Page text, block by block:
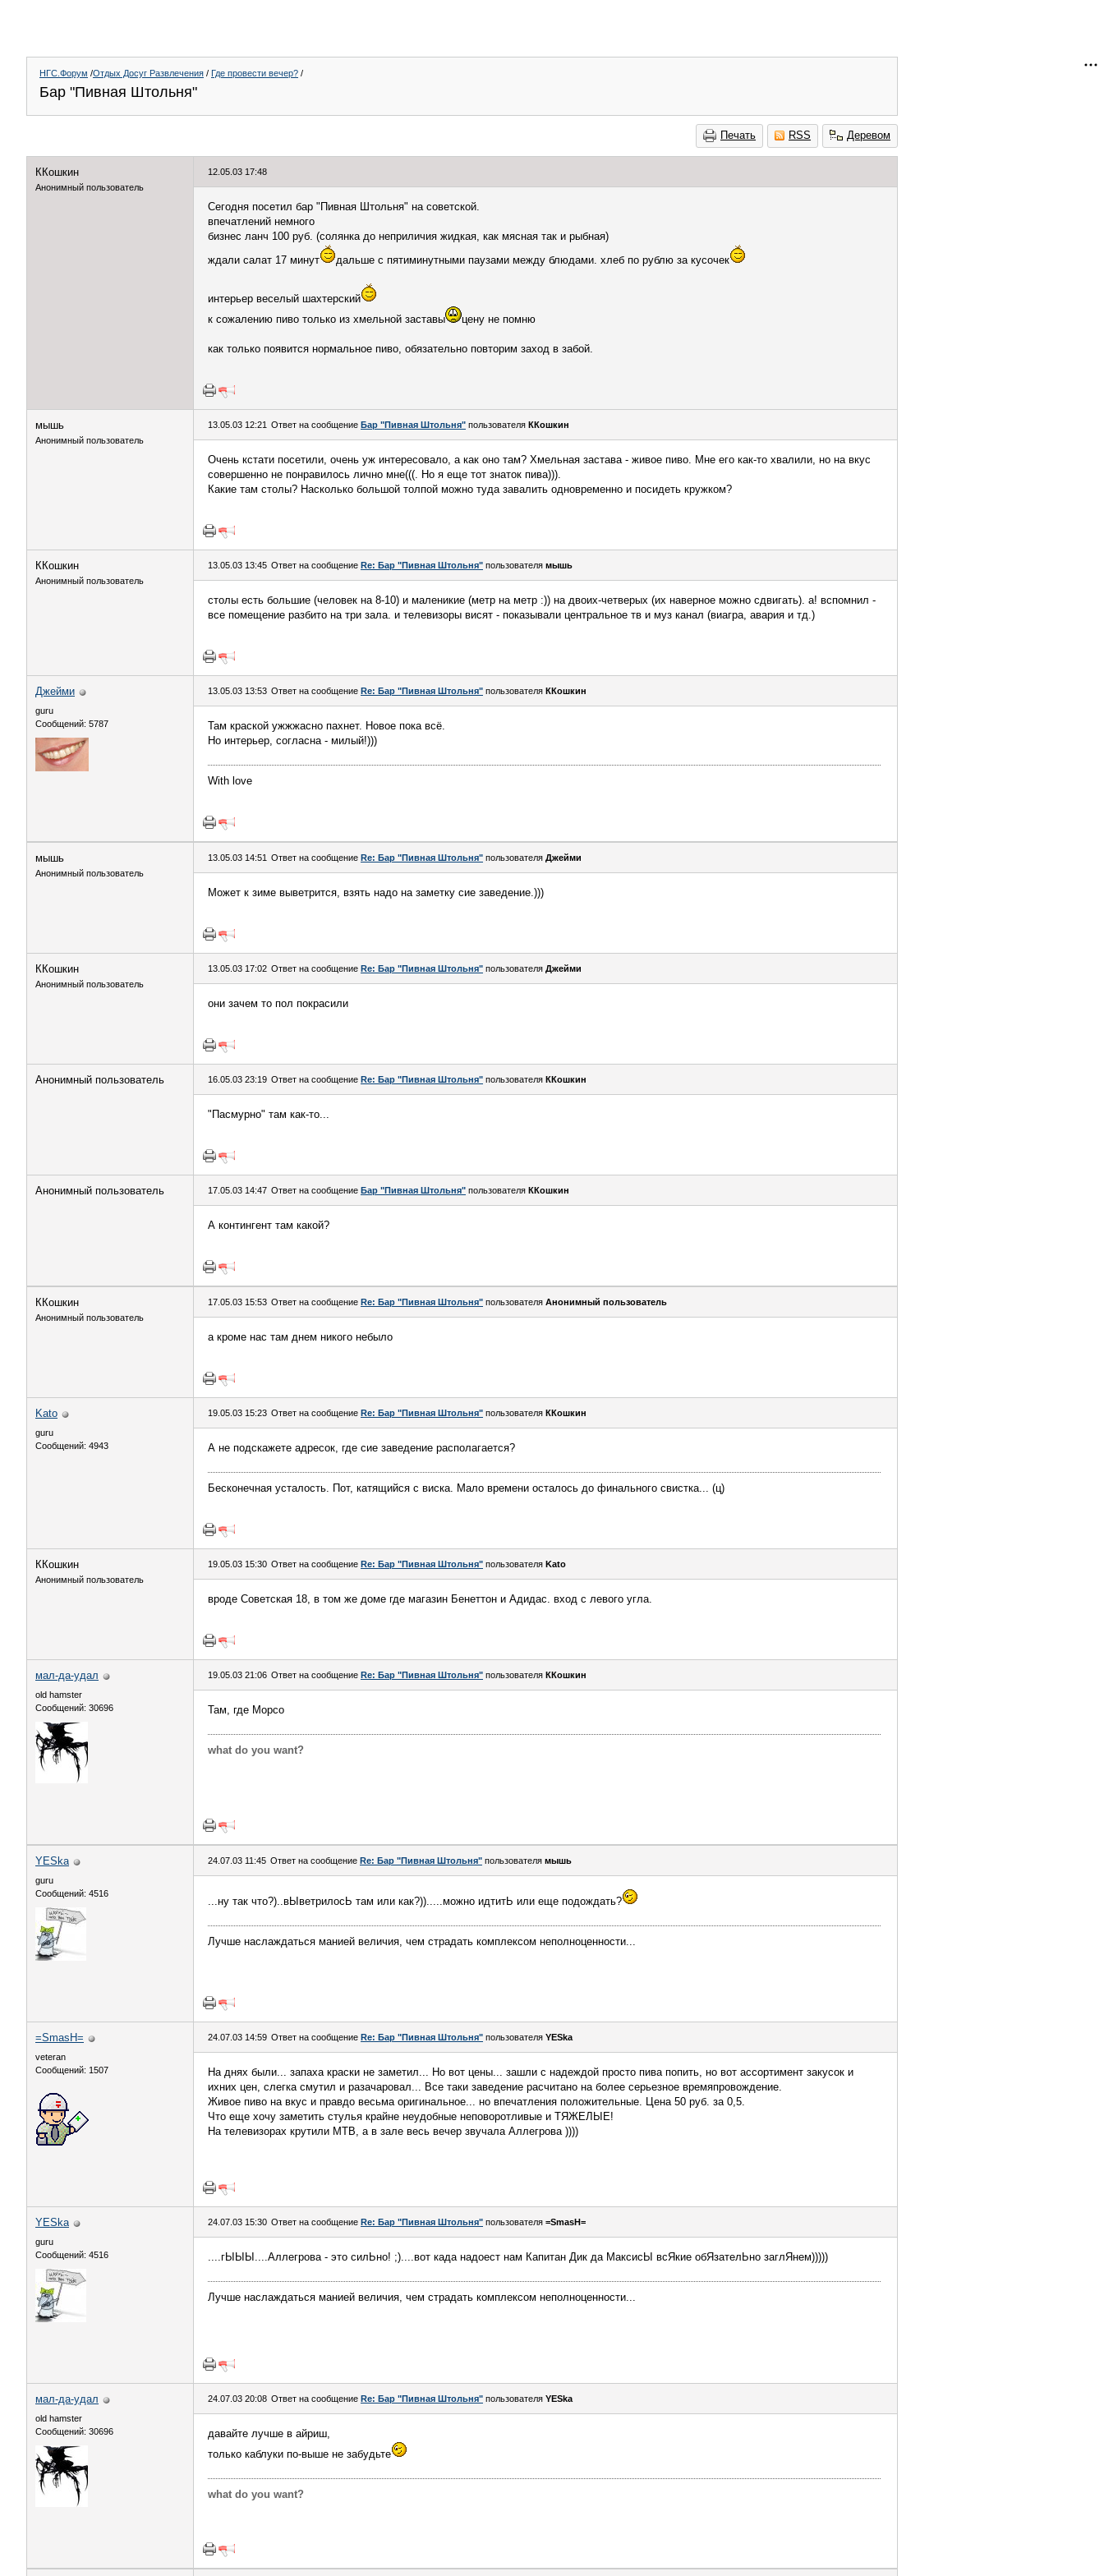
НГС.Форум /Отдых Досуг Развлечения / Где провести вечер? /
Бар "Пивная Штольня"
Печать RSS Деревом
ККошкин
Анонимный пользователь
12.05.03 17:48
Сегодня посетил бар "Пивная Штольня" на советской.
впечатлений немного
бизнес ланч 100 руб. (солянка до неприличия жидкая, как мясная так и рыбная)
ждали салат 17 минут
дальше с пятиминутными паузами между блюдами. хлеб по рублю за кусочек
интерьер веселый шахтерский
к сожалению пиво только из хмельной заставы
цену не помню
как только появится нормальное пиво, обязательно повторим заход в забой.
мышь
Анонимный пользователь
13.05.03 12:21 Ответ на сообщение Бар "Пивная Штольня" пользователя ККошкин
Очень кстати посетили, очень уж интересовало, а как оно там? Хмельная застава - живое пиво. Мне его как-то хвалили, но на вкус
совершенно не понравилось лично мне(((. Но я еще тот знаток пива))).
Какие там столы? Насколько большой толпой можно туда завалить одновременно и посидеть кружком?
ККошкин
Анонимный пользователь
13.05.03 13:45 Ответ на сообщение Re: Бар "Пивная Штольня" пользователя мышь
столы есть большие (человек на 8-10) и маленикие (метр на метр :)) на двоих-четверых (их наверное можно сдвигать). а! вспомнил -
все помещение разбито на три зала. и телевизоры висят - показывали центральное тв и муз канал (виагра, авария и тд.)
Джейми
guru
Сообщений: 5787
13.05.03 13:53 Ответ на сообщение Re: Бар "Пивная Штольня" пользователя ККошкин
Там краской ужжжасно пахнет. Новое пока всё.
Но интерьер, согласна - милый!)))
With love
мышь
Анонимный пользователь
13.05.03 14:51 Ответ на сообщение Re: Бар "Пивная Штольня" пользователя Джейми
Может к зиме выветрится, взять надо на заметку сие заведение.)))
ККошкин
Анонимный пользователь
13.05.03 17:02 Ответ на сообщение Re: Бар "Пивная Штольня" пользователя Джейми
они зачем то пол покрасили
Анонимный пользователь 16.05.03 23:19 Ответ на сообщение Re: Бар "Пивная Штольня" пользователя ККошкин
"Пасмурно" там как-то...
Анонимный пользователь 17.05.03 14:47 Ответ на сообщение Бар "Пивная Штольня" пользователя ККошкин
А контингент там какой?
ККошкин
Анонимный пользователь
17.05.03 15:53 Ответ на сообщение Re: Бар "Пивная Штольня" пользователя Анонимный пользователь
а кроме нас там днем никого небыло
Kato
guru
Сообщений: 4943
19.05.03 15:23 Ответ на сообщение Re: Бар "Пивная Штольня" пользователя ККошкин
А не подскажете адресок, где сие заведение располагается?
Бесконечная усталость. Пот, катящийся с виска. Мало времени осталось до финального свистка... (ц)
ККошкин
Анонимный пользователь
19.05.03 15:30 Ответ на сообщение Re: Бар "Пивная Штольня" пользователя Kato
вроде Советская 18, в том же доме где магазин Бенеттон и Адидас. вход с левого угла.
мал-да-удал
old hamster
Сообщений: 30696
19.05.03 21:06 Ответ на сообщение Re: Бар "Пивная Штольня" пользователя ККошкин
Там, где Морсо
what do you want?
YESka
guru
Сообщений: 4516
24.07.03 11:45 Ответ на сообщение Re: Бар "Пивная Штольня" пользователя мышь
...ну так что?)..вЫветрилосЬ там или как?)).....можно идтитЬ или еще подождать?
Лучше наслаждаться манией величия, чем страдать комплексом неполноценности...
=SmasH=
veteran
Сообщений: 1507
24.07.03 14:59 Ответ на сообщение Re: Бар "Пивная Штольня" пользователя YESka
На днях были... запаха краски не заметил... Но вот цены... зашли с надеждой просто пива попить, но вот ассортимент закусок и
ихних цен, слегка смутил и разачаровал... Все таки заведение расчитано на более серьезное времяпровождение.
Живое пиво на вкус и правдо весьма оригинальное... но впечатления положительные. Цена 50 руб. за 0,5.
Что еще хочу заметить стулья крайне неудобные неповоротливые и ТЯЖЕЛЫЕ!
На телевизорах крутили МТВ, а в зале весь вечер звучала Аллегрова ))))
YESka
guru
Сообщений: 4516
24.07.03 15:30 Ответ на сообщение Re: Бар "Пивная Штольня" пользователя =SmasH=
....гЫЫЫ....Аллегрова - это силЬно! ;)....вот када надоест нам Капитан Дик да МаксисЫ всЯкие обЯзателЬно заглЯнем)))))
Лучше наслаждаться манией величия, чем страдать комплексом неполноценности...
мал-да-удал
old hamster
Сообщений: 30696
24.07.03 20:08 Ответ на сообщение Re: Бар "Пивная Штольня" пользователя YESka
давайте лучше в айриш,
только каблуки по-выше не забудьте
what do you want?